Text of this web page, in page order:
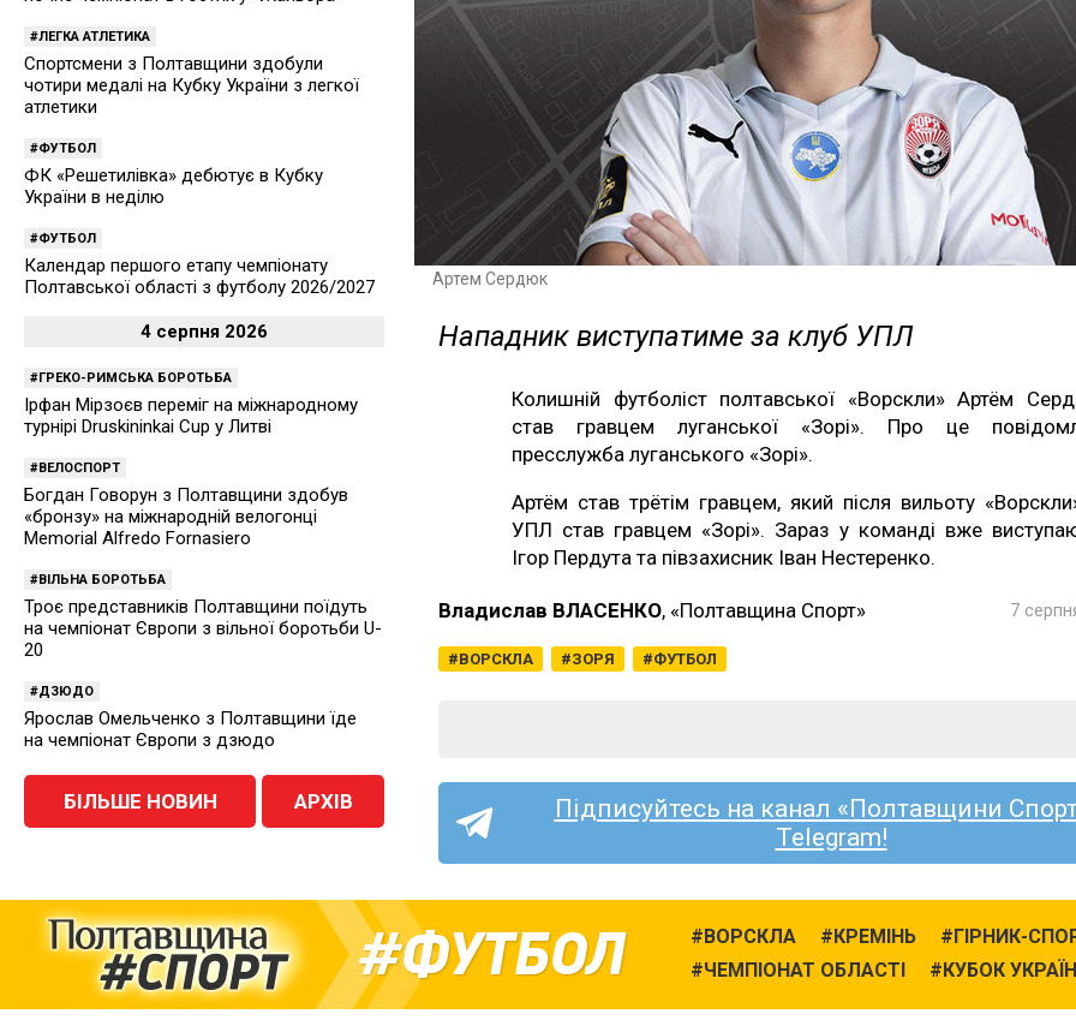
Артем Сердюк
Нападник виступатиме за клуб УПЛ
Колишній футболіст полтавської «Ворскли» Артём
став гравцем луганської «Зорі». Про це
пресслужба луганського «Зорі».
Артём став трётім гравцем, який після вильоту
УПЛ став гравцем «Зорі». Зараз у команді вже
Ігор Пердута та півзахисник Іван Нестеренко.
Владислав ВЛАСЕНКО, «Полтавщина Спорт»
ВОРСКЛА ЗОРЯ ФУТБОЛ
7
Підписуйтесь на канал «Полтавщини
Telegram!
ЛЕГКА АТЛЕТИКА
Спортсмени з Полтавщини здобули
чотири медалі на Кубку України з легкої
атлетики
ФУТБОЛ
ФК «Решетилівка» дебютує в Кубку
України в неділю
ФУТБОЛ
Календар першого етапу чемпіонату
Полтавської області з футболу 2026/2027
4 серпня 2026
ГРЕКО-РИМСЬКА БОРОТЬБА
Ірфан Мірзоєв переміг на міжнародному
турнірі Druskininkai Cup у Литві
ВЕЛОСПОРТ
Богдан Говорун з Полтавщини здобув
«бронзу» на міжнародній велогонці
Memorial Alfredo Fornasiero
ВІЛЬНА БОРОТЬБА
Троє представників Полтавщини поїдуть
на чемпіонат Європи з вільної боротьби U-
20
ДЗЮДО
Ярослав Омельченко з Полтавщини їде
на чемпіонат Європи з дзюдо
БІЛЬШЕ НОВИН АРХІВ
ФУТБОЛ ВОРСКЛА КРЕМІНЬ ГІРНИК-
ЧЕМПІОНАТ ОБЛАСТІ
КУБОК